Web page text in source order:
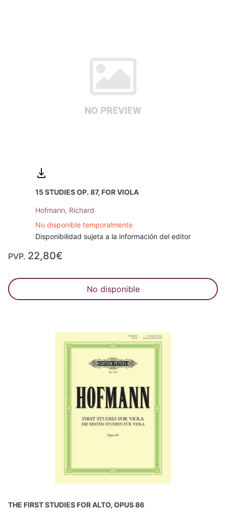
15 STUDIES OP. 87, FOR VIOLA
Hofmann, Richard
No disponible temporalmente
Disponibilidad sujeta a la información del editor
PVP. 22,80€
No disponible
THE FIRST STUDIES FOR ALTO, OPUS 86